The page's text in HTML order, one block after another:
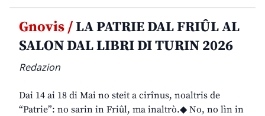
Gnovis /LA PATRIE DAL FRIÛL AL
SALON DAL LIBRI DI TURIN 2026
Redazion
Dai 14 ai 18 di Mai no steit a cirînus, noaltris de
“Patrie”: no sarin in Friûl, ma inaltrò.◆ No, no lìn in